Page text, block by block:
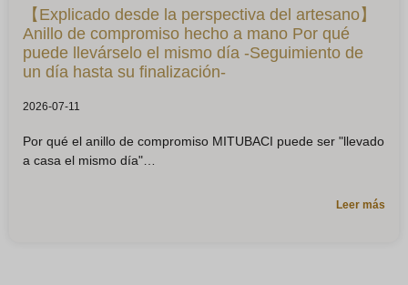
【Explicado desde la perspectiva del artesano】
Anillo de compromiso hecho a mano Por qué
puede llevárselo el mismo día -Seguimiento de
un día hasta su finalización-
2026-07-11
Por qué el anillo de compromiso MITUBACI puede ser "llevado
a casa el mismo día"
Leer más